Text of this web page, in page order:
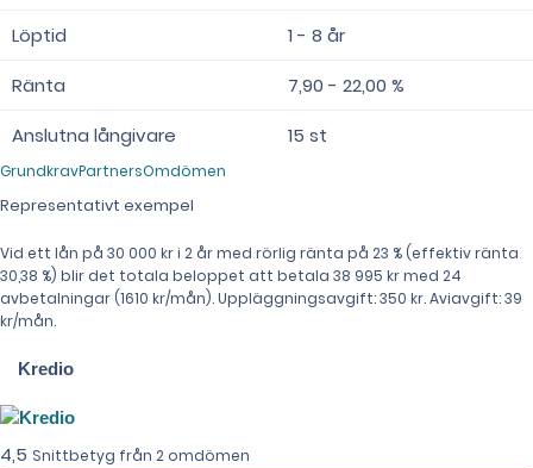
Löptid
1 - 8 år
Ränta
7,90 - 22,00 %
Anslutna långivare
15 st
GrundkravPartnersOmdömen
Representativt exempel
Vid ett lån på 30 000 kr i 2 år med rörlig ränta på 23 % (effektiv ränta
30,38 %) blir det totala beloppet att betala 38 995 kr med 24
avbetalningar (1610 kr/mån). Uppläggningsavgift: 350 kr. Aviavgift: 39
kr/mån.
Kredio
4,5 Snittbetyg från 2 omdömen